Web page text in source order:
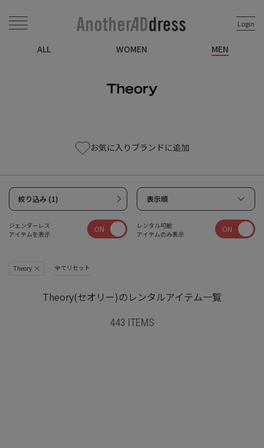
Login
ALL WOMEN MEN
お気に入りブランドに追加
絞り込み (1) 表示順
ジェンダーレス
アイテムを表示
ON
レンタル可能
アイテムのみ表示
ON
Theory 全てリセット
Theory(セオリー)のレンタルアイテム一覧
443 ITEMS